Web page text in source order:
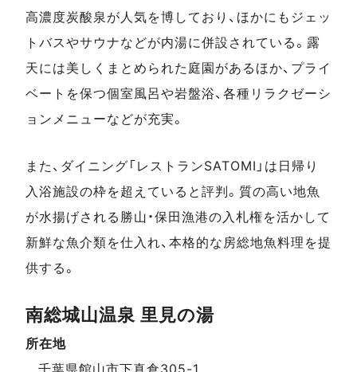
高濃度炭酸泉が人気を博しており、ほかにもジェッ
トバスやサウナなどが内湯に併設されている。露
天には美しくまとめられた庭園があるほか、プライ
ベートを保つ個室風呂や岩盤浴、各種リラクゼーシ
ョンメニューなどが充実。
また、ダイニング「レストランSATOMI」は日帰り
入浴施設の枠を超えていると評判。質の高い地魚
が水揚げされる勝山・保田漁港の入札権を活かして
新鮮な魚介類を仕入れ、本格的な房総地魚料理を提
供する。
スポットデータ
南総城山温泉 里見の湯
所在地